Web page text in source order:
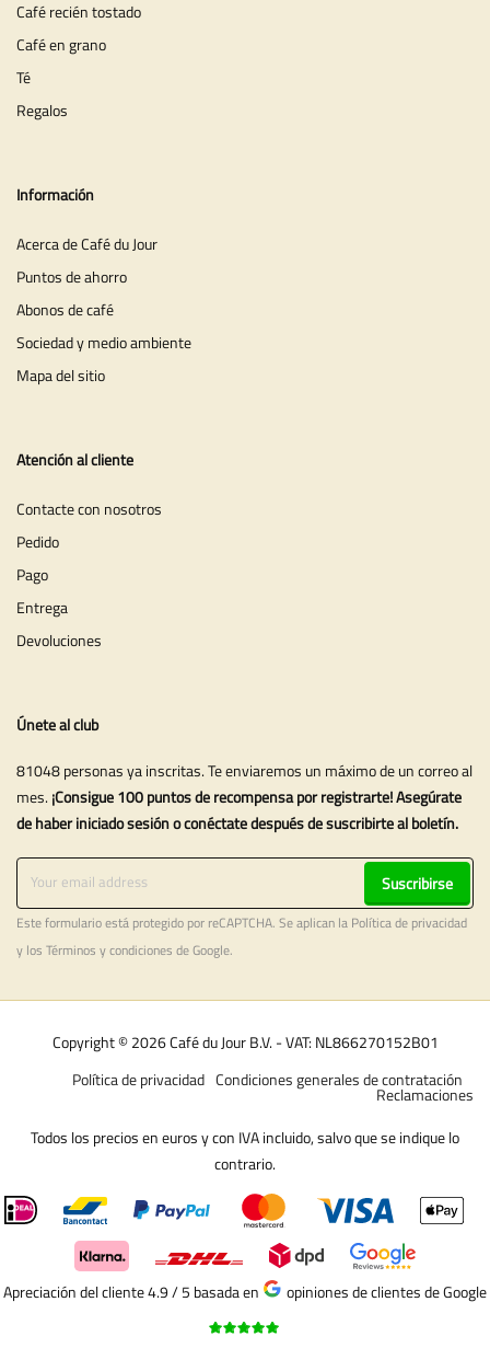
Café recién tostado
Café en grano
Té
Regalos
Información
Acerca de Café du Jour
Puntos de ahorro
Abonos de café
Sociedad y medio ambiente
Mapa del sitio
Atención al cliente
Contacte con nosotros
Pedido
Pago
Entrega
Devoluciones
Únete al club
81048 personas ya inscritas. Te enviaremos un máximo de un correo al
mes. ¡Consigue 100 puntos de recompensa por registrarte! Asegúrate
de haber iniciado sesión o conéctate después de suscribirte al boletín.
Suscribirse
Este formulario está protegido por reCAPTCHA. Se aplican la Política de privacidad
y los Términos y condiciones de Google.
Copyright © 2026 Café du Jour B.V. - VAT: NL866270152B01
Condiciones generales de contratación
Política de privacidad
Reclamaciones
Todos los precios en euros y con IVA incluido, salvo que se indique lo
contrario.
Apreciación del cliente 4.9 / 5 basada en opiniones de clientes de Google